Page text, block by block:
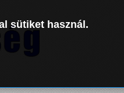
sütiket használ.